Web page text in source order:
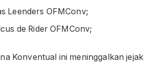
Leenders OFMConv;
de Rider OFMConv;
Konventual ini meninggalkan jejak